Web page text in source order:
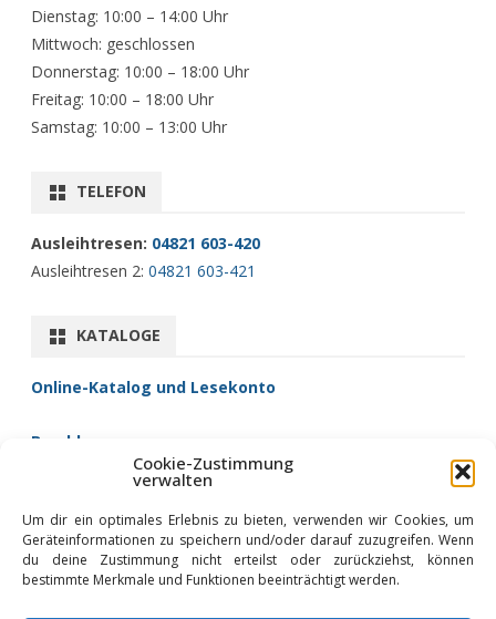
Cookie-Zustimmung
verwalten
Um dir ein optimales Erlebnis zu bieten, verwenden wir Cookies, um
Geräteinformationen zu speichern und/oder darauf zuzugreifen. Wenn
du deine Zustimmung nicht erteilst oder zurückziehst, können
bestimmte Merkmale und Funktionen beeinträchtigt werden.
Dienstag: 10:00 – 14:00 Uhr
Mittwoch: geschlossen
Donnerstag: 10:00 – 18:00 Uhr
Freitag: 10:00 – 18:00 Uhr
Samstag: 10:00 – 13:00 Uhr
TELEFON
Ausleihtresen: 04821 603-420
Ausleihtresen 2: 04821 603-421
KATALOGE
Online-Katalog und Lesekonto
Brockhaus
Fernleihe/Zentralkatalog
Libby (Hörbücher)
Onleihe (eBooks)